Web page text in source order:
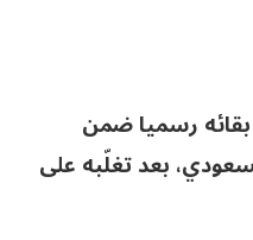
رسميا ضمن
بعد تغلّبه على